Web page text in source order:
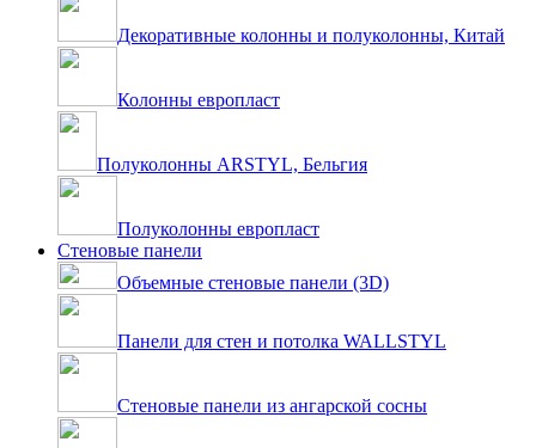
Декоративные колонны и полуколонны, Китай
Колонны европласт
Полуколонны ARSTYL, Бельгия
Полуколонны европласт
Стеновые панели
Объемные стеновые панели (3D)
Панели для стен и потолка WALLSTYL
Стеновые панели из ангарской сосны